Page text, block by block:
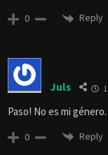
0 Reply
Juls
Paso! No es mi
0 Reply